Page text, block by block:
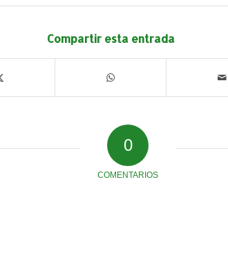
Compartir esta entrada
0
COMENTARIOS